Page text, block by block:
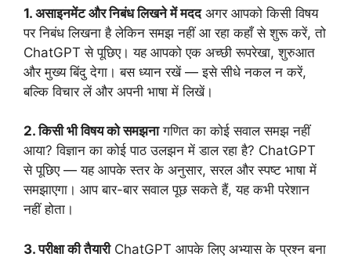
1. असाइनमेंट और निबंध लिखने में मददअगर आपको किसी विषय
पर निबंध लिखना है लेकिन समझ नहीं आ रहा कहाँ से शुरू करें, तो
ChatGPT से पूछिए। यह आपको एक अच्छी रूपरेखा, शुरुआत
और मुख्य बिंदु देगा। बस ध्यान रखें — इसे सीधे नकल न करें,
बल्कि विचार लें और अपनी भाषा में लिखें।
2. किसी भी विषय को समझनागणित का कोई सवाल समझ नहीं
आया? विज्ञान का कोई पाठ उलझन में डाल रहा है? ChatGPT
से पूछिए — यह आपके स्तर के अनुसार, सरल और स्पष्ट भाषा में
समझाएगा। आप बार-बार सवाल पूछ सकते हैं, यह कभी परेशान
नहीं होता।
3. परीक्षा की तैयारीChatGPT आपके लिए अभ्यास के प्रश्न बना